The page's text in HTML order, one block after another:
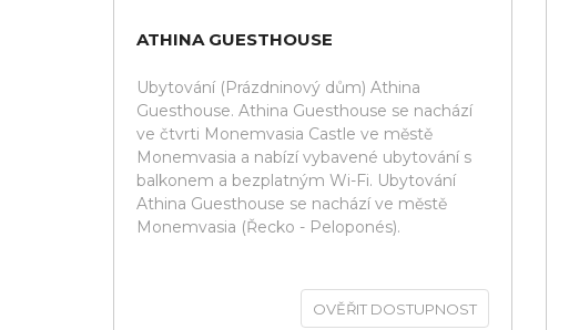
ATHINA GUESTHOUSE
Ubytování (Prázdninový dům) Athina
Guesthouse. Athina Guesthouse se nachází
ve čtvrti Monemvasia Castle ve městě
Monemvasia a nabízí vybavené ubytování s
balkonem a bezplatným Wi-Fi. Ubytování
Athina Guesthouse se nachází ve městě
Monemvasia (Řecko - Peloponés).
OVĚŘIT DOSTUPNOST